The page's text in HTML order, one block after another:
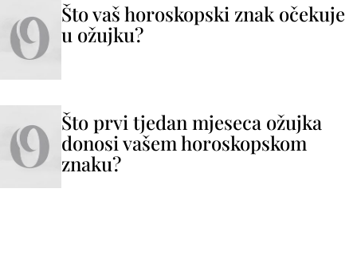
Što vaš horoskopski znak očekuje
u ožujku?
Što prvi tjedan mjeseca ožujka
donosi vašem horoskopskom
znaku?